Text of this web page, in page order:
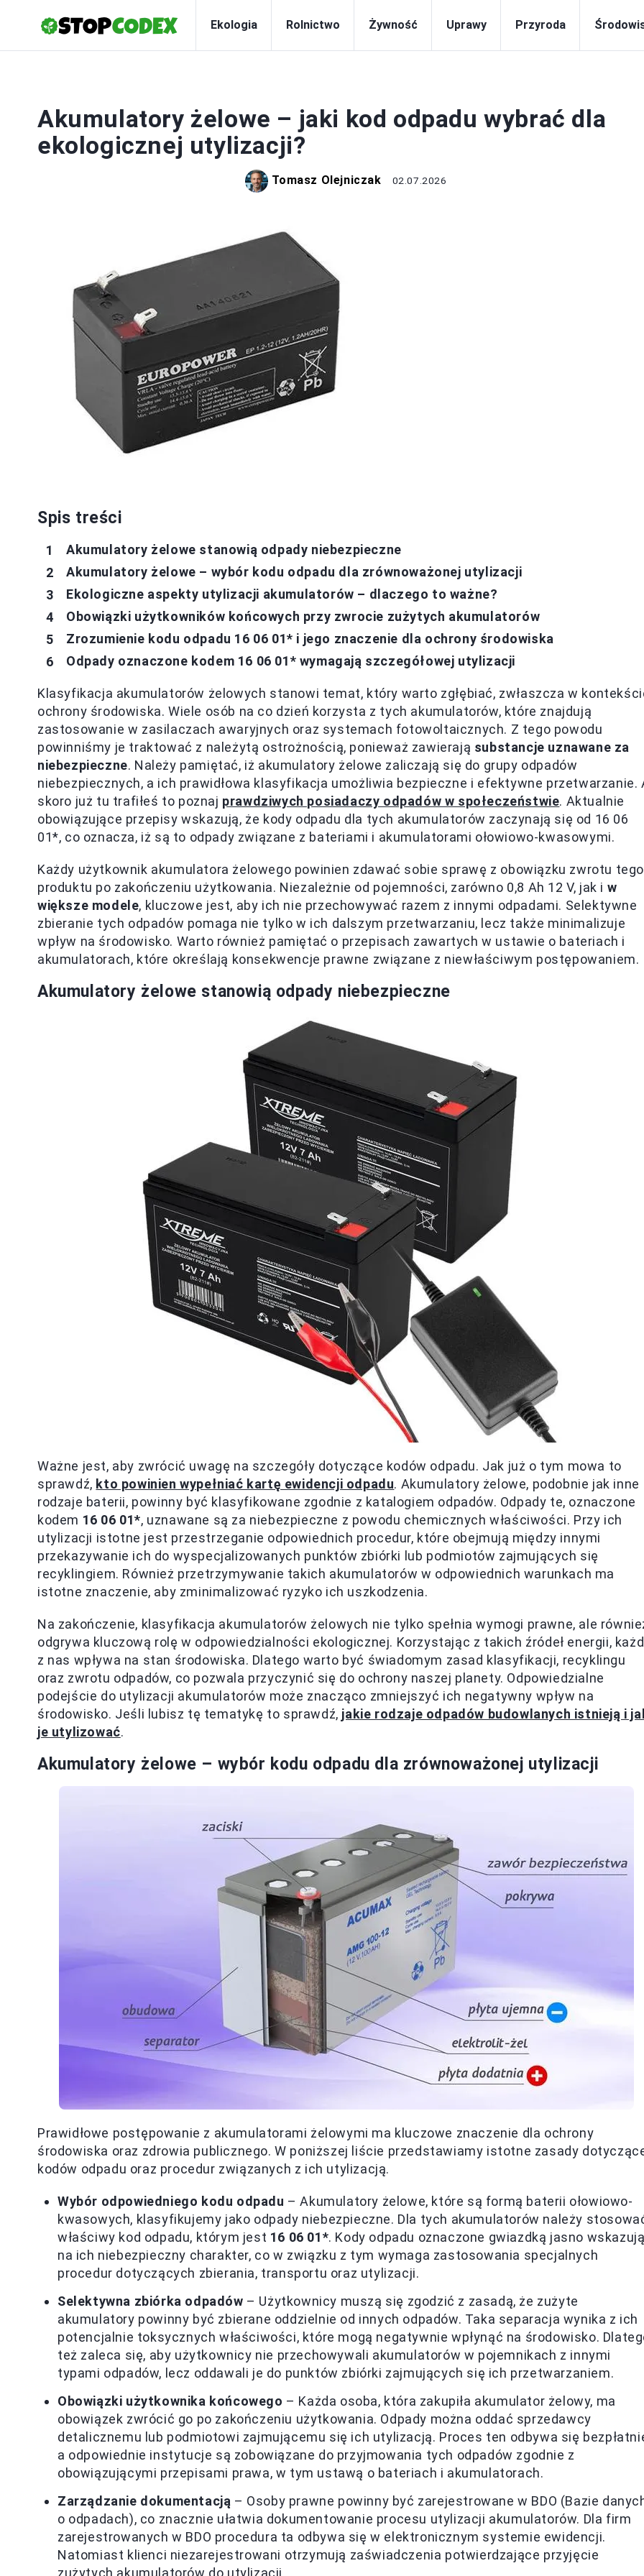
Ekologia Rolnictwo Żywność Uprawy Przyroda
Akumulatory żelowe – jaki kod odpadu wybrać dla
ekologicznej utylizacji?
Tomasz Olejniczak 02.07.2026
Spis treści
Akumulatory żelowe stanowią odpady niebezpieczne
Akumulatory żelowe – wybór kodu odpadu dla zrównoważonej utylizacji
Ekologiczne aspekty utylizacji akumulatorów – dlaczego to ważne?
Obowiązki użytkowników końcowych przy zwrocie zużytych akumulatorów
Zrozumienie kodu odpadu 16 06 01* i jego znaczenie dla ochrony środowiska
Odpady oznaczone kodem 16 06 01* wymagają szczegółowej utylizacji
Klasyfikacja akumulatorów żelowych stanowi temat, który warto zgłębiać, zwłaszcza w
ochrony środowiska. Wiele osób na co dzień korzysta z tych akumulatorów, które znajdują
zastosowanie w zasilaczach awaryjnych oraz systemach fotowoltaicznych. Z tego powodu
powinniśmy je traktować z należytą ostrożnością, ponieważ zawierają substancje uznawane za
niebezpieczne. Należy pamiętać, iż akumulatory żelowe zaliczają się do grupy odpadów
niebezpiecznych, a ich prawidłowa klasyfikacja umożliwia bezpieczne i efektywne przetwarzanie.
skoro już tu trafiłeś to poznaj prawdziwych posiadaczy odpadów w społeczeństwie. Aktualnie
obowiązujące przepisy wskazują, że kody odpadu dla tych akumulatorów zaczynają się od 16 06
01*, co oznacza, iż są to odpady związane z bateriami i akumulatorami ołowiowo-kwasowymi.
Każdy użytkownik akumulatora żelowego powinien zdawać sobie sprawę z obowiązku zwrotu tego
produktu po zakończeniu użytkowania. Niezależnie od pojemności, zarówno 0,8 Ah 12 V, jak i w
większe modele, kluczowe jest, aby ich nie przechowywać razem z innymi odpadami. Selektywne
zbieranie tych odpadów pomaga nie tylko w ich dalszym przetwarzaniu, lecz także minimalizuje
wpływ na środowisko. Warto również pamiętać o przepisach zawartych w ustawie o bateriach i
akumulatorach, które określają konsekwencje prawne związane z niewłaściwym postępowaniem.
Akumulatory żelowe stanowią odpady niebezpieczne
Ważne jest, aby zwrócić uwagę na szczegóły dotyczące kodów odpadu. Jak już o tym mowa to
sprawdź, kto powinien wypełniać kartę ewidencji odpadu. Akumulatory żelowe, podobnie jak inne
rodzaje baterii, powinny być klasyfikowane zgodnie z katalogiem odpadów. Odpady te, oznaczone
kodem 16 06 01*, uznawane są za niebezpieczne z powodu chemicznych właściwości. Przy ich
utylizacji istotne jest przestrzeganie odpowiednich procedur, które obejmują między innymi
przekazywanie ich do wyspecjalizowanych punktów zbiórki lub podmiotów zajmujących się
recyklingiem. Również przetrzymywanie takich akumulatorów w odpowiednich warunkach ma
istotne znaczenie, aby zminimalizować ryzyko ich uszkodzenia.
Na zakończenie, klasyfikacja akumulatorów żelowych nie tylko spełnia wymogi prawne, ale
odgrywa kluczową rolę w odpowiedzialności ekologicznej. Korzystając z takich źródeł energii,
z nas wpływa na stan środowiska. Dlatego warto być świadomym zasad klasyfikacji, recyklingu
oraz zwrotu odpadów, co pozwala przyczynić się do ochrony naszej planety. Odpowiedzialne
podejście do utylizacji akumulatorów może znacząco zmniejszyć ich negatywny wpływ na
środowisko. Jeśli lubisz tę tematykę to sprawdź, jakie rodzaje odpadów budowlanych istnieją i
je utylizować.
Akumulatory żelowe – wybór kodu odpadu dla zrównoważonej utylizacji
Prawidłowe postępowanie z akumulatorami żelowymi ma kluczowe znaczenie dla ochrony
środowiska oraz zdrowia publicznego. W poniższej liście przedstawiamy istotne zasady
kodów odpadu oraz procedur związanych z ich utylizacją.
Wybór odpowiedniego kodu odpadu – Akumulatory żelowe, które są formą baterii ołowiowo-
kwasowych, klasyfikujemy jako odpady niebezpieczne. Dla tych akumulatorów należy
właściwy kod odpadu, którym jest 16 06 01*. Kody odpadu oznaczone gwiazdką jasno
na ich niebezpieczny charakter, co w związku z tym wymaga zastosowania specjalnych
procedur dotyczących zbierania, transportu oraz utylizacji.
Selektywna zbiórka odpadów – Użytkownicy muszą się zgodzić z zasadą, że zużyte
akumulatory powinny być zbierane oddzielnie od innych odpadów. Taka separacja wynika z ich
potencjalnie toksycznych właściwości, które mogą negatywnie wpłynąć na środowisko.
też zaleca się, aby użytkownicy nie przechowywali akumulatorów w pojemnikach z innymi
typami odpadów, lecz oddawali je do punktów zbiórki zajmujących się ich przetwarzaniem.
Obowiązki użytkownika końcowego – Każda osoba, która zakupiła akumulator żelowy, ma
obowiązek zwrócić go po zakończeniu użytkowania. Odpady można oddać sprzedawcy
detalicznemu lub podmiotowi zajmującemu się ich utylizacją. Proces ten odbywa się
a odpowiednie instytucje są zobowiązane do przyjmowania tych odpadów zgodnie z
obowiązującymi przepisami prawa, w tym ustawą o bateriach i akumulatorach.
Zarządzanie dokumentacją – Osoby prawne powinny być zarejestrowane w BDO (Bazie
o odpadach), co znacznie ułatwia dokumentowanie procesu utylizacji akumulatorów. Dla firm
zarejestrowanych w BDO procedura ta odbywa się w elektronicznym systemie ewidencji.
Natomiast klienci niezarejestrowani otrzymują zaświadczenia potwierdzające przyjęcie
zużytych akumulatorów do utylizacji.